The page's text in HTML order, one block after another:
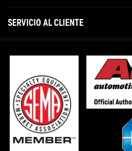
SERVICIO AL CLIENTE